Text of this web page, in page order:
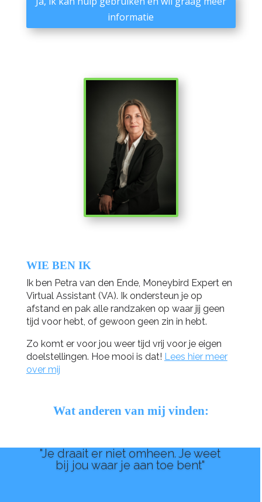
informatie
WIE BEN IK
Ik ben Petra van den Ende, Moneybird Expert en
Virtual Assistant (VA). Ik ondersteun je op
afstand en pak alle randzaken op waar jij geen
tijd voor hebt, of gewoon geen zin in hebt.
Zo komt er voor jou weer tijd vrij voor je eigen
doelstellingen. Hoe mooi is dat! Lees hier meer
over mij
Wat anderen van mij vinden:
"Je draait er niet omheen. Je weet
bij jou waar je aan toe bent"